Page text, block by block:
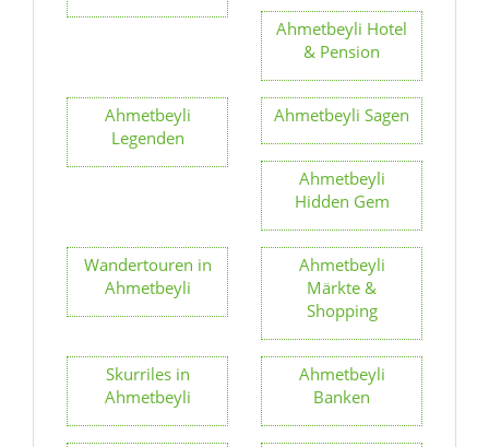
Ahmetbeyli Hotel
& Pension
Ahmetbeyli
Legenden
Ahmetbeyli Sagen
Ahmetbeyli
Hidden Gem
Wandertouren in
Ahmetbeyli
Ahmetbeyli
Märkte &
Shopping
Skurriles in
Ahmetbeyli
Ahmetbeyli
Banken